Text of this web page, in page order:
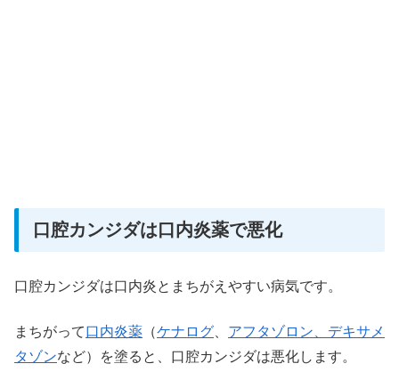
口腔カンジダは口内炎薬で悪化
口腔カンジダは口内炎とまちがえやすい病気です。
まちがって口内炎薬 （ケナログ
アフタゾロン、デキサメ
タゾンなど）を塗ると、口腔カンジダは悪化します。